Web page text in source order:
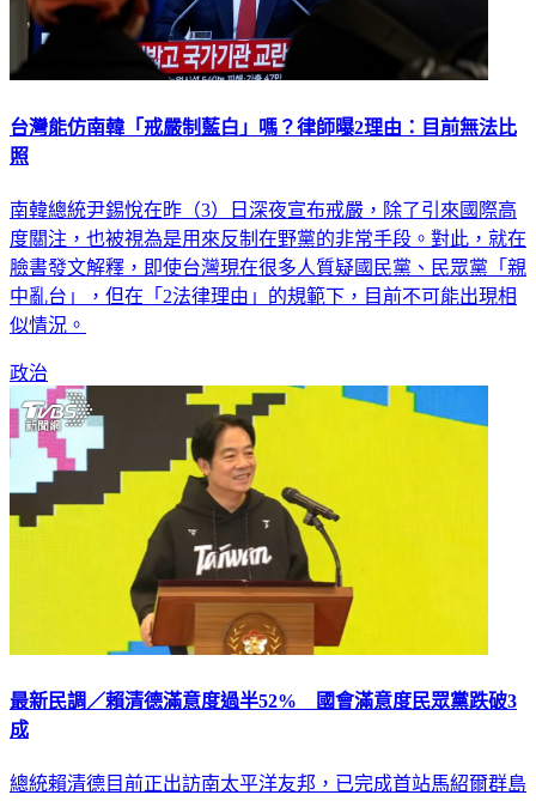
台灣能仿南韓「戒嚴制藍白」嗎？律師曝2理由：目前無法比
照
南韓總統尹錫悅在昨（3）日深夜宣布戒嚴，除了引來國際高
度關注，也被視為是用來反制在野黨的非常手段。對此，就在
臉書發文解釋，即使台灣現在很多人質疑國民黨、民眾黨「親
中亂台」，但在「2法律理由」的規範下，目前不可能出現相
似情況。
政治
最新民調／賴清德滿意度過半52% 國會滿意度民眾黨跌破3
成
總統賴清德目前正出訪南太平洋友邦，已完成首站馬紹爾群島